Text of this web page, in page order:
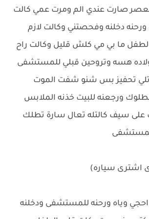
صارت عندي الم ومرت عمي كالت
ورحنه دخلنه وفحصتني وكالت لازم
الطفل ما بي مي كلش قليل وكالت راح
هسه وتروحين قبلي للمستشفى
تحفيز بس شنو شفت الموت
ورجعنه للبيت خذنه الملابس
على سيف كالتله تعال سارة تطلك
اشترى سياره)
وياه ورحنه للمستشفى ودخلنه